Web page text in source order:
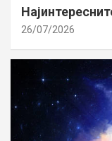
26/07/2026